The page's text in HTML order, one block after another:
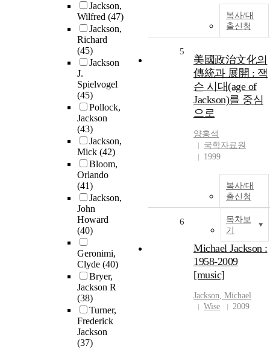
Jackson,
Wilfred (47)
Jackson,
Richard
(45)
Jackson
J.
Spielvogel
(45)
Pollock,
Jackson
(43)
Jackson,
Mick (42)
Bloom,
Orlando
(41)
Jackson,
John
Howard
(40)
Geronimi,
Clyde (40)
Bryer,
Jackson R
(38)
Turner,
Frederick
Jackson
(37)
복사/대
출신청
5
美國政治文化의
傳統과 展開 : 잭
슨 시대(age of
Jackson)를 중심
으로
양홍석
국학자료원
1999
복사/대
출신청
목차보
기
6
Michael Jackson :
1958-2009
[music]
Jackson, Michael
Wise
2009